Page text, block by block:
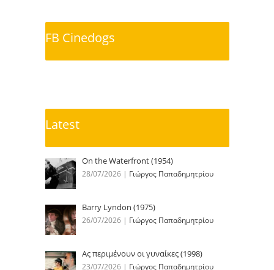
FB Cinedogs
Latest
On the Waterfront (1954)
28/07/2026 | Γιώργος Παπαδημητρίου
Barry Lyndon (1975)
26/07/2026 | Γιώργος Παπαδημητρίου
Ας περιμένουν οι γυναίκες (1998)
23/07/2026 | Γιώργος Παπαδημητρίου